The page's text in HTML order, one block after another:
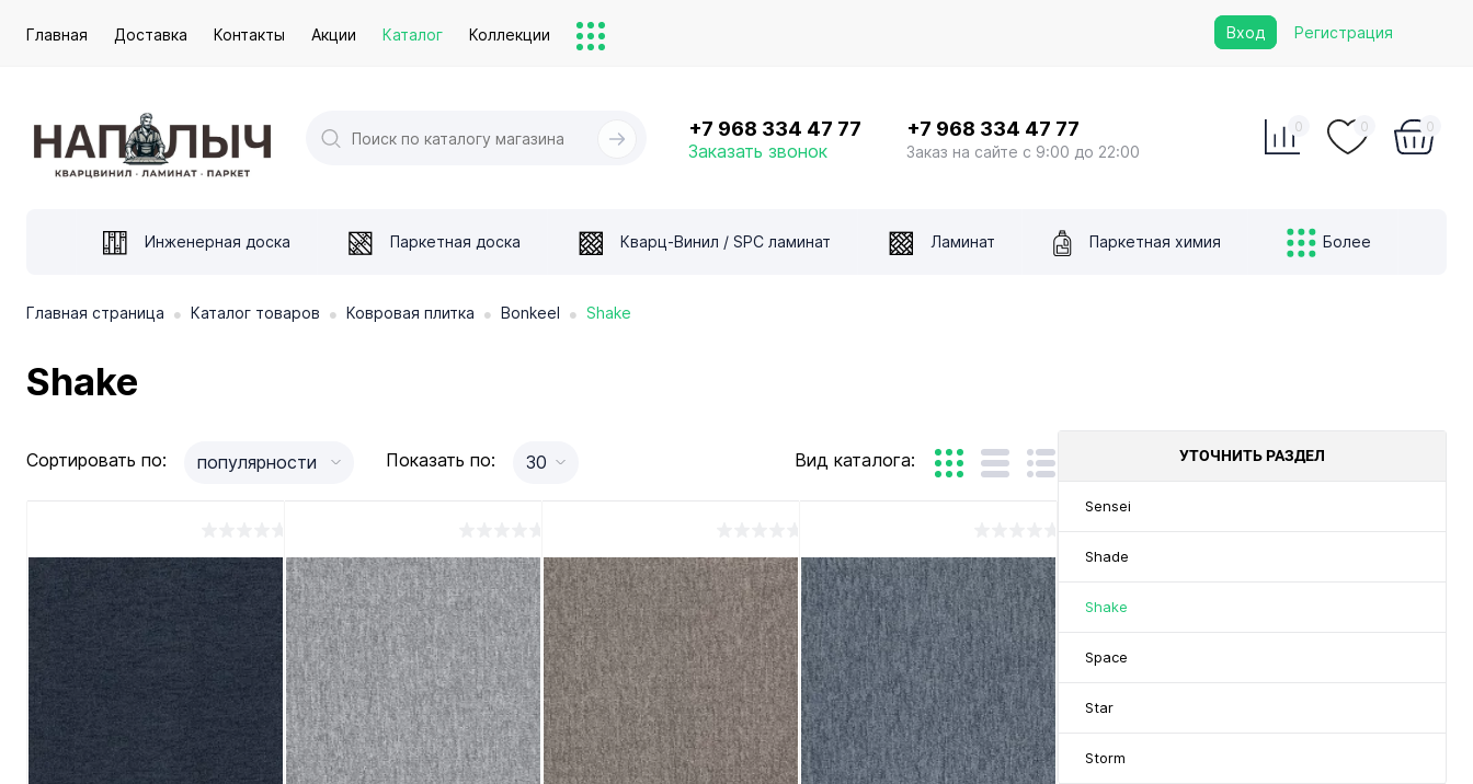
Главная Доставка Контакты Акции Каталог Коллекции Вход Регистрация
+7 968 334 47 77
Заказать звонок
+7 968 334 47 77
Заказ на сайте с 9:00 до 22:00
0 0 0
Инженерная доска Паркетная доска Кварц-Винил / SPC ламинат Ламинат Паркетная химия Более
Главная страница • Каталог товаров • Ковровая плитка • Bonkeel • Shake
Shake
УТОЧНИТЬ РАЗДЕЛ
Sensei
Shade
Shake
Space
Star
Storm
Сортировать по: популярности Показать по: 30 Вид каталога: